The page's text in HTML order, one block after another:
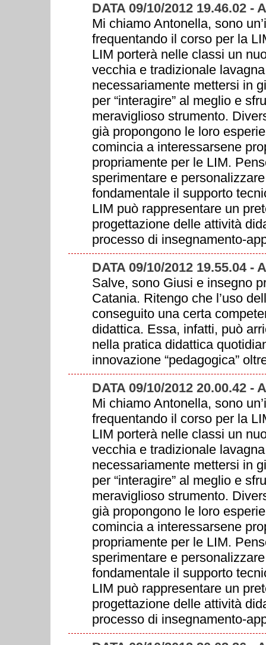
DATA 09/10/2012 19.46.02 -
Mi chiamo Antonella, sono
frequentando il corso per la
LIM porterà nelle classi un
vecchia e tradizionale
necessariamente mettersi in
per “interagire” al meglio e
meraviglioso strumento.
già propongono le loro
comincia a interessarsene
propriamente per le LIM.
sperimentare e
fondamentale il supporto
LIM può rappresentare un
progettazione delle attività
processo di insegnamento-
DATA 09/10/2012 19.55.04 -
Salve, sono Giusi e insegno
Catania. Ritengo che l’uso
conseguito una certa
didattica. Essa, infatti, può
nella pratica didattica
innovazione “pedagogica”
DATA 09/10/2012 20.00.42
Mi chiamo Antonella, sono
frequentando il corso per la
LIM porterà nelle classi un
vecchia e tradizionale
necessariamente mettersi in
per “interagire” al meglio e
meraviglioso strumento.
già propongono le loro
comincia a interessarsene
propriamente per le LIM.
sperimentare e
fondamentale il supporto
LIM può rappresentare un
progettazione delle attività
processo di insegnamento-